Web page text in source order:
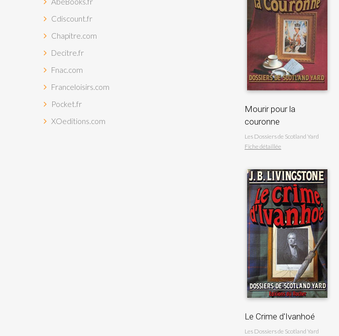
Cdiscount.fr
Chapitre.com
Decitre.fr
Fnac.com
Franceloisirs.com
Pocket.fr
XOeditions.com
Mourir pour la
couronne
Les Dossiers de Scotland Yard
Fiche détaillée
Le Crime d'Ivanhoé
Les Dossiers de Scotland Yard